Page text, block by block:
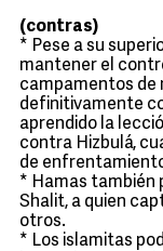
(contras)
* Pese a su
mantener el
campamentos de
definitivamente
aprendido la
contra Hizbulá,
de
* Hamas también
Shalit, a quien
otros.
* Los islamitas